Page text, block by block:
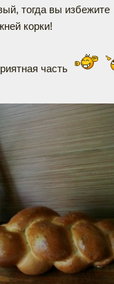
тогда вы избежите
корки!
часть